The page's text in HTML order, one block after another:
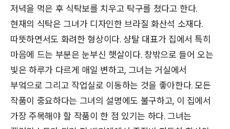
저녁을 먹은 후 식탁보를 치우고 탁구를 쳤다고 한다.
현재의 식탁은 그녀가 디자인한 브라질 화산석 소재다.
따뜻하면서도 화려한 형상이다. 샹탈 대표가 집에서 특히
마음에 드는 부분은 눈부신 햇살이다. 창밖으로 들어 오는
빛은 하루가 다르게 매일 변하고, 그녀는 거실에서
부엌으로 그리고 작업실로 이동하는 것을 좋아한다. 모든
작품이 중요하다는 그녀의 설명에도 불구하고, 이 집에서
가장 주목해야 할 작품이 한 점 있기는 하다. 그녀는